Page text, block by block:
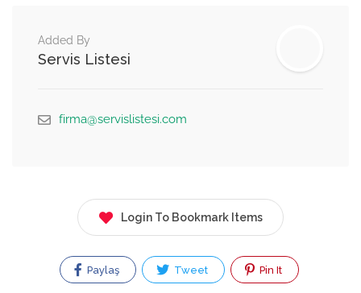
Added By
Servis Listesi
firma@servislistesi.com
Login To Bookmark Items
Paylaş Tweet Pin It